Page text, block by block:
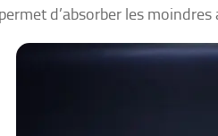
d’absorber les